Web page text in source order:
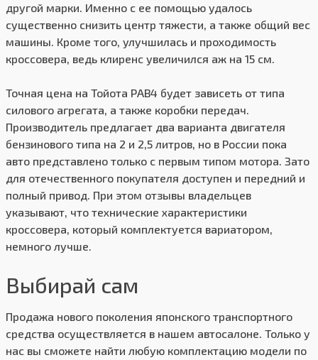
другой марки. Именно с ее помощью удалось
существенно снизить центр тяжести, а также общий вес
машины. Кроме того, улучшилась и проходимость
кроссовера, ведь клиренс увеличился аж на 15 см.
Точная цена на Тойота РАВ4 будет зависеть от типа
силового агрегата, а также коробки передач.
Производитель предлагает два варианта двигателя
бензинового типа на 2 и 2,5 литров, но в России пока
авто представлено только с первым типом мотора. Зато
для отечественного покупателя доступен и передний и
полный привод. При этом отзывы владельцев
указывают, что технические характеристики
кроссовера, который комплектуется вариатором,
немного лучше.
Выбирай сам
Продажа нового поколения японского транспортного
средства осуществляется в нашем автосалоне. Только у
нас вы сможете найти любую комплектацию модели по